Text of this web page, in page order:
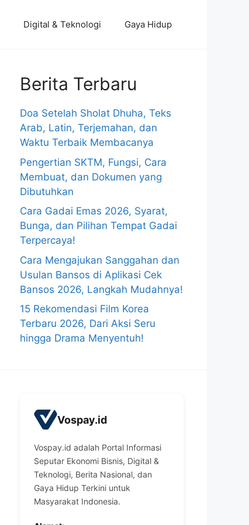
Digital & Teknologi Gaya Hidup
Berita Terbaru
Doa Setelah Sholat Dhuha, Teks
Arab, Latin, Terjemahan, dan
Waktu Terbaik Membacanya
Pengertian SKTM, Fungsi, Cara
Membuat, dan Dokumen yang
Dibutuhkan
Cara Gadai Emas 2026, Syarat,
Bunga, dan Pilihan Tempat Gadai
Terpercaya!
Cara Mengajukan Sanggahan dan
Usulan Bansos di Aplikasi Cek
Bansos 2026, Langkah Mudahnya!
15 Rekomendasi Film Korea
Terbaru 2026, Dari Aksi Seru
hingga Drama Menyentuh!
Vospay.id
Vospay.id adalah Portal Informasi
Seputar Ekonomi Bisnis, Digital &
Teknologi, Berita Nasional, dan
Gaya Hidup Terkini untuk
Masyarakat Indonesia.